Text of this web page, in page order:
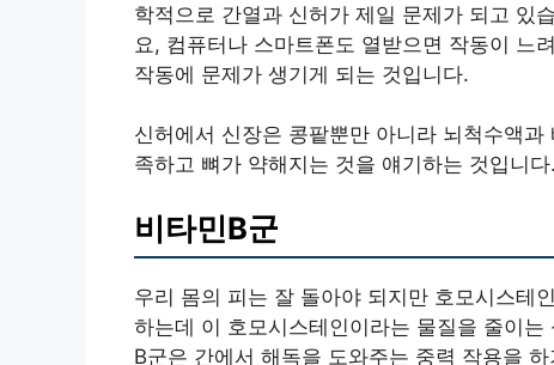
학적으로 간열과 신허가 제일 문제가 되고 있
요, 컴퓨터나 스마트폰도 열받으면 작동이 느
작동에 문제가 생기게 되는 것입니다.
신허에서 신장은 콩팥뿐만 아니라 뇌척수액
족하고 뼈가 약해지는 것을 얘기하는 것입니다.
비타민B군
우리 몸의 피는 잘 돌아야 되지만 호모시스테
하는데 이 호모시스테인이라는 물질을 줄이
B군은 간에서 해독을 도와주는 중력 작용을